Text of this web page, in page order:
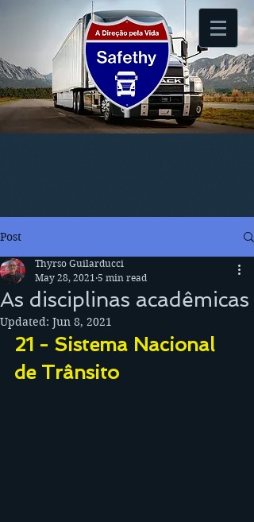
Post
As disciplinas acadêmicas
Thyrso Guilarducci
May 28, 2021 5 min read
Updated: Jun 8, 2021
21 - Sistema Nacional
de Trânsito